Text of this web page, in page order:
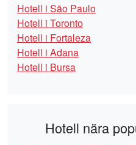
Hotell i São Paulo
Hotell i Toronto
Hotell i Fortaleza
Hotell i Adana
Hotell i Bursa
Hotell nära